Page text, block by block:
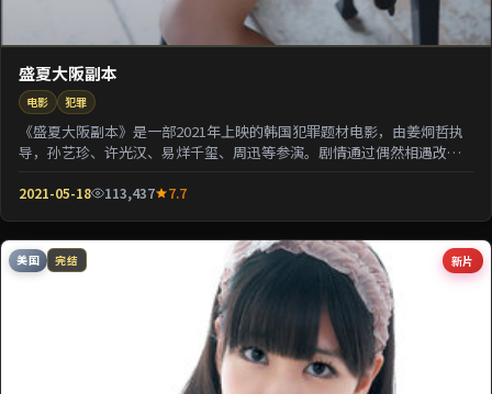
盛夏大阪副本
电影 犯罪
《盛夏大阪副本》是一部2021年上映的韩国犯罪题材电影，由姜炯哲执
导，孙艺珍、许光汉、易烊千玺、周迅等参演。剧情通过偶然相遇改写
2021-05-18 113,437 7.7
新片
美国 完结